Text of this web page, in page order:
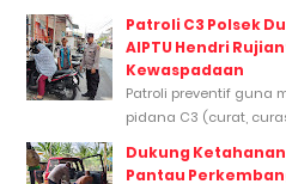
Patroli C3 Polsek
AIPTU Hendri
Kewaspadaan
Patroli preventif guna
pidana C3 (curat,
Dukung Ketahanan
Pantau